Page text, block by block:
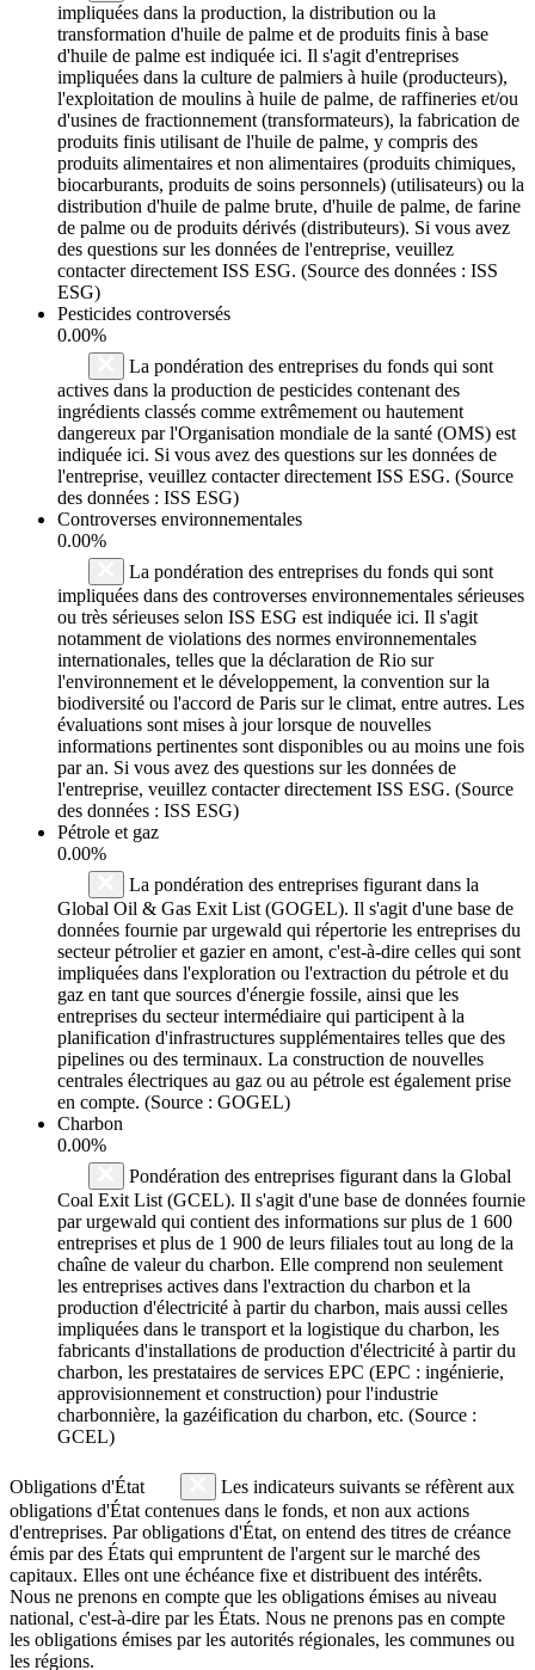
impliquées dans la production, la distribution ou la
transformation d'huile de palme et de produits finis à base
d'huile de palme est indiquée ici. Il s'agit d'entreprises
impliquées dans la culture de palmiers à huile (producteurs),
l'exploitation de moulins à huile de palme, de raffineries et/ou
d'usines de fractionnement (transformateurs), la fabrication de
produits finis utilisant de l'huile de palme, y compris des
produits alimentaires et non alimentaires (produits chimiques,
biocarburants, produits de soins personnels) (utilisateurs) ou la
distribution d'huile de palme brute, d'huile de palme, de farine
de palme ou de produits dérivés (distributeurs). Si vous avez
des questions sur les données de l'entreprise, veuillez
contacter directement ISS ESG. (Source des données : ISS
ESG)
Pesticides controversés
0.00%
La pondération des entreprises du fonds qui sont
actives dans la production de pesticides contenant des
ingrédients classés comme extrêmement ou hautement
dangereux par l'Organisation mondiale de la santé (OMS) est
indiquée ici. Si vous avez des questions sur les données de
l'entreprise, veuillez contacter directement ISS ESG. (Source
des données : ISS ESG)
Controverses environnementales
0.00%
La pondération des entreprises du fonds qui sont
impliquées dans des controverses environnementales sérieuses
ou très sérieuses selon ISS ESG est indiquée ici. Il s'agit
notamment de violations des normes environnementales
internationales, telles que la déclaration de Rio sur
l'environnement et le développement, la convention sur la
biodiversité ou l'accord de Paris sur le climat, entre autres. Les
évaluations sont mises à jour lorsque de nouvelles
informations pertinentes sont disponibles ou au moins une fois
par an. Si vous avez des questions sur les données de
l'entreprise, veuillez contacter directement ISS ESG. (Source
des données : ISS ESG)
Pétrole et gaz
0.00%
La pondération des entreprises figurant dans la
Global Oil & Gas Exit List (GOGEL). Il s'agit d'une base de
données fournie par urgewald qui répertorie les entreprises du
secteur pétrolier et gazier en amont, c'est-à-dire celles qui sont
impliquées dans l'exploration ou l'extraction du pétrole et du
gaz en tant que sources d'énergie fossile, ainsi que les
entreprises du secteur intermédiaire qui participent à la
planification d'infrastructures supplémentaires telles que des
pipelines ou des terminaux. La construction de nouvelles
centrales électriques au gaz ou au pétrole est également prise
en compte. (Source : GOGEL)
Charbon
0.00%
Pondération des entreprises figurant dans la Global
Coal Exit List (GCEL). Il s'agit d'une base de données fournie
par urgewald qui contient des informations sur plus de 1 600
entreprises et plus de 1 900 de leurs filiales tout au long de la
chaîne de valeur du charbon. Elle comprend non seulement
les entreprises actives dans l'extraction du charbon et la
production d'électricité à partir du charbon, mais aussi celles
impliquées dans le transport et la logistique du charbon, les
fabricants d'installations de production d'électricité à partir du
charbon, les prestataires de services EPC (EPC : ingénierie,
approvisionnement et construction) pour l'industrie
charbonnière, la gazéification du charbon, etc. (Source :
GCEL)
Obligations d'État
Les indicateurs suivants se réfèrent aux
obligations d'État contenues dans le fonds, et non aux actions
d'entreprises. Par obligations d'État, on entend des titres de créance
émis par des États qui empruntent de l'argent sur le marché des
capitaux. Elles ont une échéance fixe et distribuent des intérêts.
Nous ne prenons en compte que les obligations émises au niveau
national, c'est-à-dire par les États. Nous ne prenons pas en compte
les obligations émises par les autorités régionales, les communes ou
les régions.